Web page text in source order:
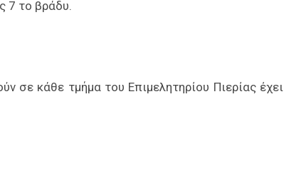
7 το βράδυ.
κάθε τμήμα του Επιμελητηρίου Πιερίας έχει